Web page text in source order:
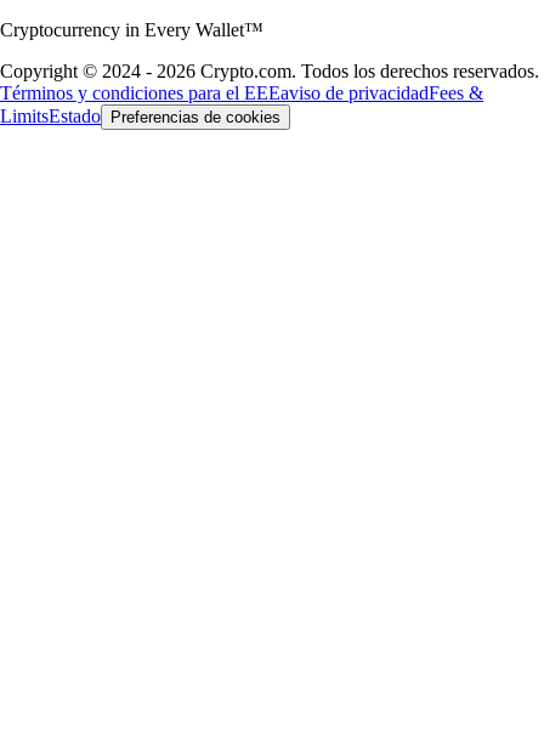
Cryptocurrency in Every Wallet™
Copyright © 2024 - 2026 Crypto.com. Todos los derechos reservados.
Términos y condiciones para el EEEaviso de privacidadFees &
LimitsEstado Preferencias de cookies